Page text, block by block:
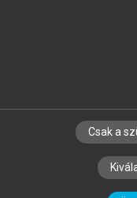
SZERZŐKNEK
Csak a